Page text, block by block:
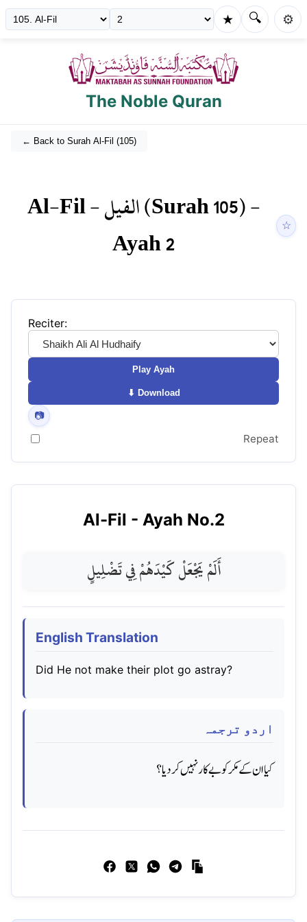
★ 🔍 ⚙️
The Noble Quran
← Back to Surah Al-Fil (105)
Al-Fil-الفيل(Surah105) -
Ayah2
☆
Reciter:
Play Ayah
⬇ Download
📷
Repeat
Al-Fil - Ayah No.2
أَلَمْ يَجْعَلْ كَيْدَهُمْ فِي تَضْلِيلٍ
English Translation
Did He not make their plot go astray?
اردو ترجمہ
کیا ان کے مکر کو بےکار نہیں کردیا؟